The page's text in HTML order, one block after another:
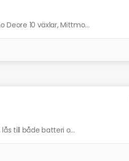
Deore 10 växlar, Mittmo...
till både batteri o...